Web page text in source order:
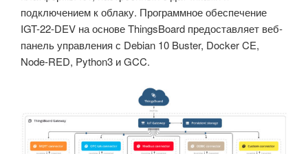
подключением к облаку. Программное обеспечение
IGT-22-DEV на основе ThingsBoard предоставляет веб-
панель управления с Debian 10 Buster, Docker CE,
Node-RED, Python3 и GCC.